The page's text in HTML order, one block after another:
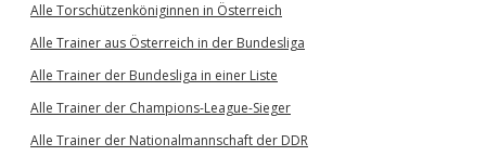
Alle Torschützenköniginnen in Österreich
Alle Trainer aus Österreich in der Bundesliga
Alle Trainer der Bundesliga in einer Liste
Alle Trainer der Champions-League-Sieger
Alle Trainer der Nationalmannschaft der DDR